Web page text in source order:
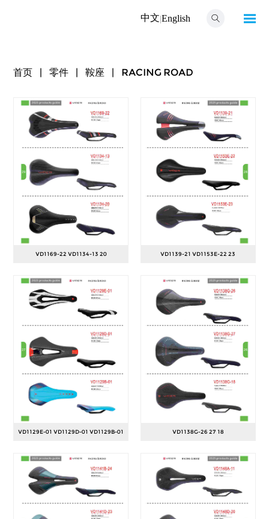
中文|English
首页 零件 鞍座 RACING ROAD
VD1169-22 VD1134-13 20 VD1139-21 VD1153E-22 23
VD1129E-01 VD1129D-01 VD1129B-01 VD1138G-26 27 18